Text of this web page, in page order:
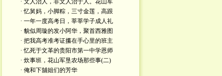
· 文人治人，非文人治于人。花山军
· 忆舅妈，小脚粽，三寸金莲，高跟
· 一年一度高考日，莘莘学子成人礼
· 貌似周璇的发小阿华，聚首西雅图
· 把我高考准考证攥在手心里的班主
· 忆死于文革的贵阳市第一中学恩师
· 炊事班，花山军垦农场那些事(二)
· 俺和下舖姐们的芳华